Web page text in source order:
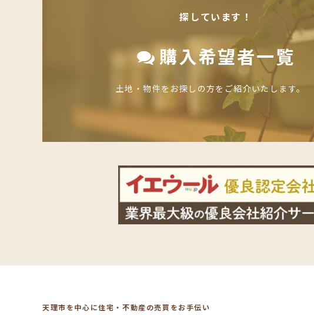
探しています！
購入希望者一覧
土地・物件をお探しの方をご紹介いたします。
天理市を中心に住宅・不動産の売買をお手伝い